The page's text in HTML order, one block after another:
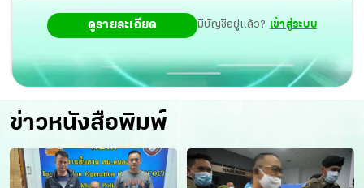
ดูรายละเอียด มีบัญชีอยู่แล้ว? เข้าสู่ระบบ
ข่าวหนังสือพิมพ์